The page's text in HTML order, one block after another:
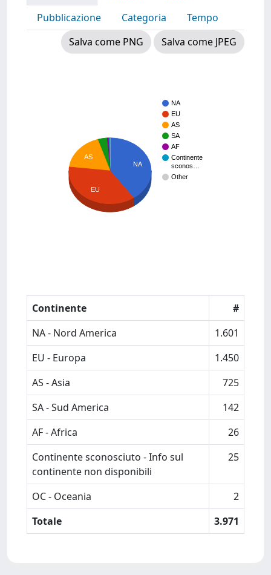
Pubblicazione
Categoria
Tempo
Salva come PNG
Salva come JPEG
NA
EU
AS
SA
AF
Continente
sconos…
Other
NA
AS
EU
Continente
#
NA - Nord America
1.601
EU - Europa
1.450
AS - Asia
725
SA - Sud America
142
AF - Africa
26
Continente sconosciuto - Info sul
continente non disponibili
25
OC - Oceania
2
Totale
3.971